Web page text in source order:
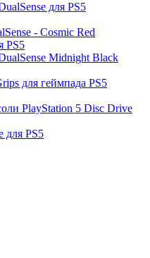
для PS5
- Cosmic Red
PS5
Midnight Black
для геймпада PS5
PlayStation 5 Disc Drive
для PS5